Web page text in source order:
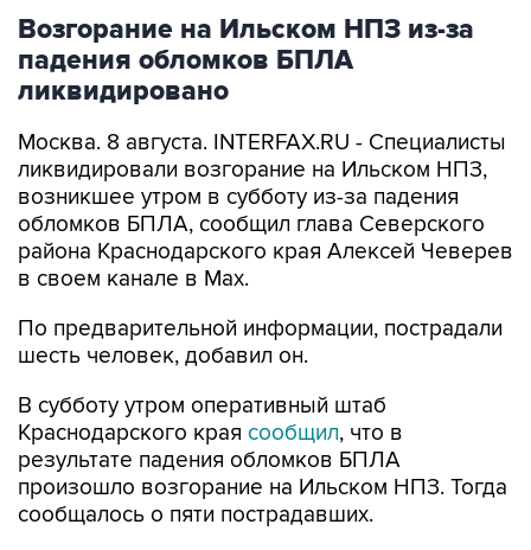
Возгорание на Ильском НПЗ из-за
падения обломков БПЛА
ликвидировано
Москва. 8 августа. INTERFAX.RU - Специалисты
ликвидировали возгорание на Ильском НПЗ,
возникшее утром в субботу из-за падения
обломков БПЛА, сообщил глава Северского
района Краснодарского края Алексей Чеверев
в своем канале в Max.
По предварительной информации, пострадали
шесть человек, добавил он.
В субботу утром оперативный штаб
Краснодарского края сообщил, что в
результате падения обломков БПЛА
произошло возгорание на Ильском НПЗ. Тогда
сообщалось о пяти пострадавших.